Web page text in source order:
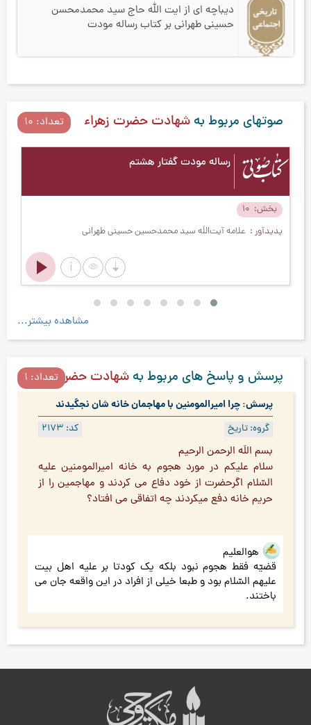
دیباچه ای از ایت الله حاج سید محمدمحسن
حسینی طهرانی بر کتاب رساله مودت
صوتهای مربوط به شهادت حضرت زهراء تعداد: 10
رساله مودت گفتار هشتم
بخش
پدیدآور
علامه آیت‌اللَه سید محمدحسین حسینی طهرانی
مشاهده بیشتر...
پرسش و پاسخ های مربوط به شهادت حضرت زهراء
تعداد: 1
پرسش: چرا امیرالمومنین با مهاجمان خانه شان نجگیدند
کد: 2173 گروه: تاریخ
بسم اللَه الرحمن الرحیم
سلام علیکم در مورد هجوم به خانه امیرالمومنین علیه
السّلام اگرحضرت از خود دفاع می کردند و مهاجمین را از
حریم خانه دفع میکردند چه اتفاقی می افتاد؟
هوالعلیم
قضیّه فقط هجوم نبود بلکه یک کودتا بر علیه اهل بیت
علیهم السّلام بود و طبعا خیلی از افراد در این واقعه جان می
باختند.